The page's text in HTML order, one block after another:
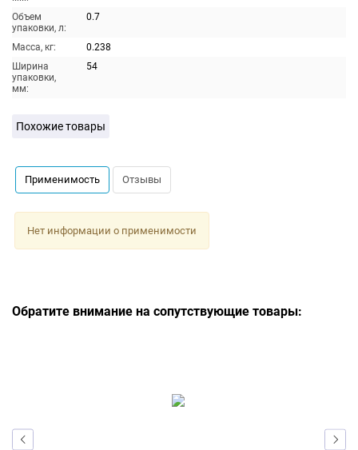
Объем
упаковки, л:
0.7
Масса, кг:
0.238
Ширина
упаковки,
мм:
54
Похожие товары
Применимость Отзывы
Нет информации о применимости
Обратите внимание на сопутствующие товары: